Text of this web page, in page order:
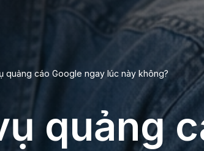
quảng cáo Google ngay lúc này không?
quảng